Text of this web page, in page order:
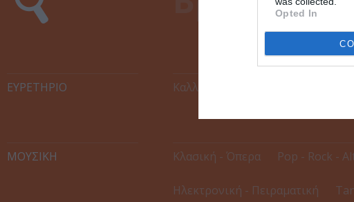
Opted In
ΕΥΡΕΤΉΡΙΟ Καλλιτέχνες Χώροι
ΜΟΥΣΙΚΗ Κλασική - Όπερα Pop - Rock -
Ηλεκτρονική - Πειραματική